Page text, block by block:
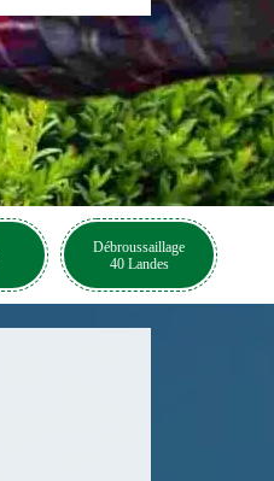
Débroussaillage
40 Landes